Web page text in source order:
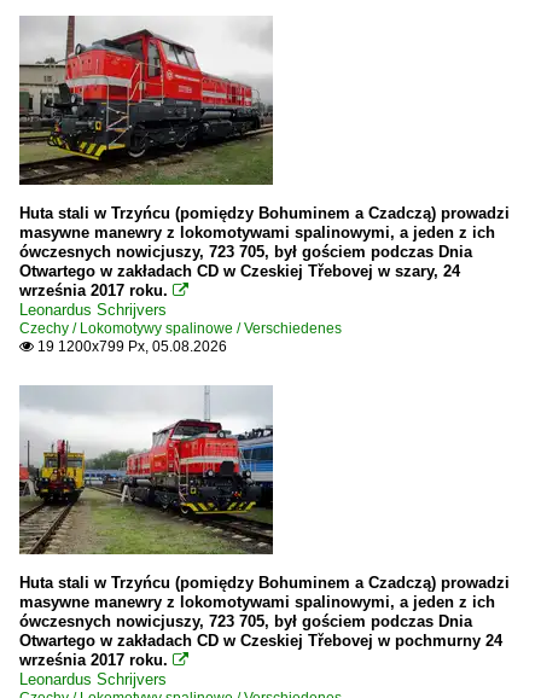
Huta stali w Trzyńcu (pomiędzy Bohuminem a Czadczą) prowadzi
masywne manewry z lokomotywami spalinowymi, a jeden z ich
ówczesnych nowicjuszy, 723 705, był gościem podczas Dnia
Otwartego w zakładach CD w Czeskiej Třebovej w szary, 24
września 2017 roku. 
Leonardus Schrijvers
Czechy / Lokomotywy spalinowe / Verschiedenes
 19 1200x799 Px, 05.08.2026
Huta stali w Trzyńcu (pomiędzy Bohuminem a Czadczą) prowadzi
masywne manewry z lokomotywami spalinowymi, a jeden z ich
ówczesnych nowicjuszy, 723 705, był gościem podczas Dnia
Otwartego w zakładach CD w Czeskiej Třebovej w pochmurny 24
września 2017 roku. 
Leonardus Schrijvers